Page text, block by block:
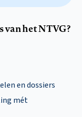
het NTVG?
en dossiers
mét